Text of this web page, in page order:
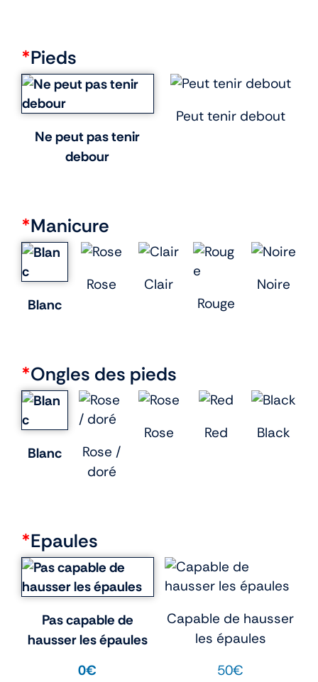
*Pieds
Ne peut pas tenir
debour
Peut tenir debout
*Manicure
Blanc
Rose
Clair
Rouge
Noire
*Ongles des pieds
Blanc
Rose /
doré
Rose Red Black
*Epaules
Pas capable de
hausser les épaules
0€
Capable de hausser
les épaules
50€